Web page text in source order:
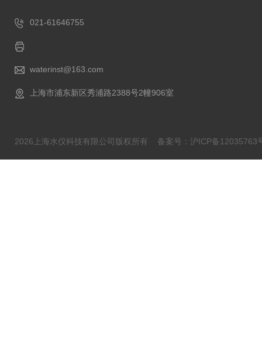
021-61646755
waterinst@163.com
上海市浦东新区秀浦路2388号2幢906室
2026上海水仪科技有限公司版权所有 备案号：沪ICP备12035763